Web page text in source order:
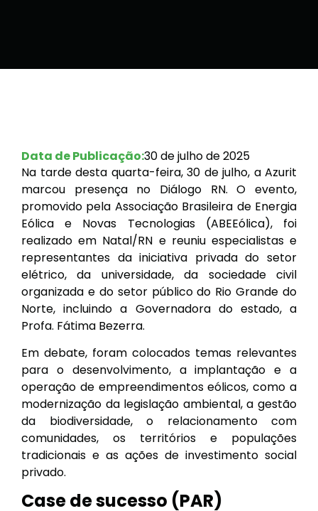
Data de Publicação:30 de julho de 2025
Na tarde desta quarta-feira, 30 de julho, a Azurit
marcou presença no Diálogo RN. O evento,
promovido pela Associação Brasileira de Energia
Eólica e Novas Tecnologias (ABEEólica), foi
realizado em Natal/RN e reuniu especialistas e
representantes da iniciativa privada do setor
elétrico, da universidade, da sociedade civil
organizada e do setor público do Rio Grande do
Norte, incluindo a Governadora do estado, a
Profa. Fátima Bezerra.
Em debate, foram colocados temas relevantes
para o desenvolvimento, a implantação e a
operação de empreendimentos eólicos, como a
modernização da legislação ambiental, a gestão
da biodiversidade, o relacionamento com
comunidades, os territórios e populações
tradicionais e as ações de investimento social
privado.
Case de sucesso (PAR)